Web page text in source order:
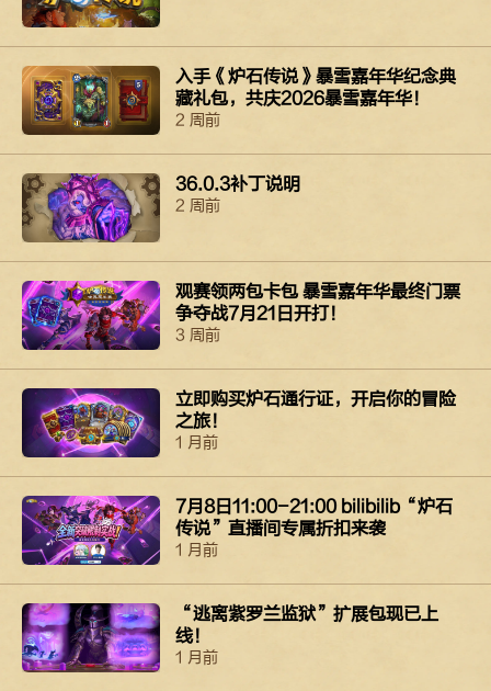
入手《炉石传说》暴雪嘉年华纪念典
藏礼包，共庆2026暴雪嘉年华！
2 周前
36.0.3补丁说明
2 周前
观赛领两包卡包 暴雪嘉年华最终门票
争夺战7月21日开打！
3 周前
立即购买​​​​炉石​通行证，​​​​开启​你​​​​的​​​​冒险
之​​​​旅！​​​​
1 月前
7月8日11:00-21:00 bilibilib“炉石
传说”直播间专属折扣来袭
1 月前
“逃离紫罗兰监狱”扩展包现已上
线！
1 月前